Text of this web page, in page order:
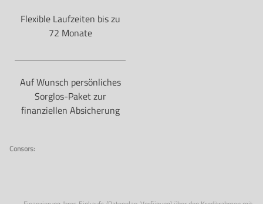
Flexible Laufzeiten bis zu
72 Monate
Auf Wunsch persönliches
Sorglos-Paket zur
finanziellen Absicherung
Consors: